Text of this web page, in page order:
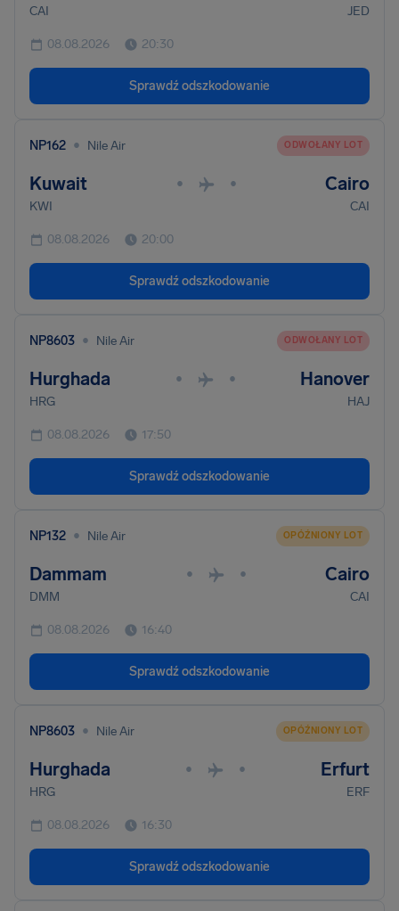
CAI JED
08.08.2026 20:30
Sprawdź odszkodowanie
NP162 • Nile Air ODWOŁANY LOT
Kuwait • • Cairo
KWI CAI
08.08.2026 20:00
Sprawdź odszkodowanie
NP8603 • Nile Air ODWOŁANY LOT
Hurghada • • Hanover
HRG HAJ
08.08.2026 17:50
Sprawdź odszkodowanie
NP132 • Nile Air OPÓŹNIONY LOT
Dammam • • Cairo
DMM CAI
08.08.2026 16:40
Sprawdź odszkodowanie
NP8603 • Nile Air OPÓŹNIONY LOT
Hurghada • • Erfurt
HRG ERF
08.08.2026 16:30
Sprawdź odszkodowanie